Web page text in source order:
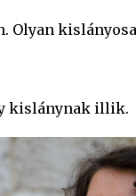
Olyan
kislánynak illik.